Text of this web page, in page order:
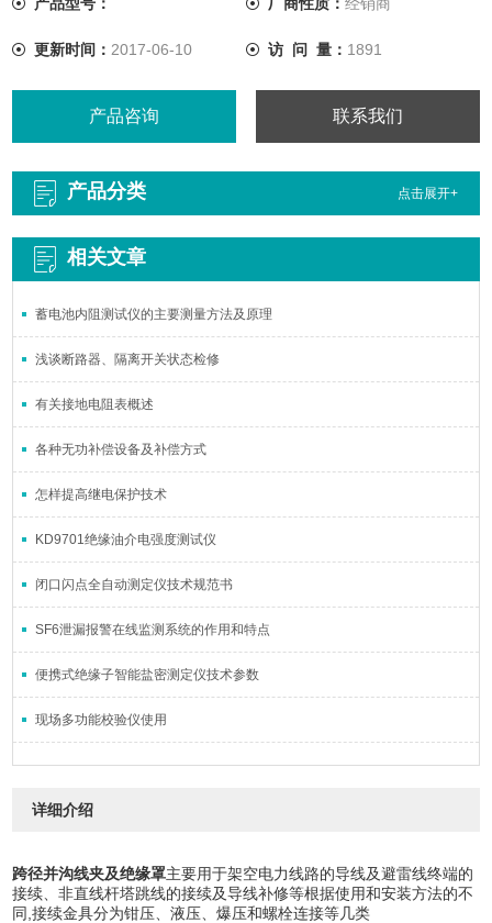
更新时间： 2017-06-10 访 问 量： 1891
产品咨询 联系我们
产品分类 点击展开+
相关文章
蓄电池内阻测试仪的主要测量方法及原理
浅谈断路器、隔离开关状态检修
有关接地电阻表概述
各种无功补偿设备及补偿方式
怎样提高继电保护技术
KD9701绝缘油介电强度测试仪
闭口闪点全自动测定仪技术规范书
SF6泄漏报警在线监测系统的作用和特点
便携式绝缘子智能盐密测定仪技术参数
现场多功能校验仪使用
详细介绍
跨径并沟线夹及绝缘罩主要用于架空电力线路的导线及避雷线终端的
接续、非直线杆塔跳线的接续及导线补修等根据使用和安装方法的不
同,接续金具分为钳压、液压、爆压和螺栓连接等几类